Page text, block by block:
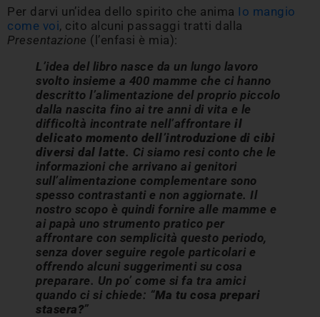
Per darvi un’idea dello spirito che anima Io mangio
come voi, cito alcuni passaggi tratti dalla
Presentazione (l’enfasi è mia):
L’idea del libro nasce da un lungo lavoro
svolto insieme a 400 mamme che ci hanno
descritto l’alimentazione del proprio piccolo
dalla nascita fino ai tre anni di vita e le
difficoltà incontrate nell’affrontare il
delicato momento dell’introduzione di cibi
diversi dal latte. Ci siamo resi conto che le
informazioni che arrivano ai genitori
sull’alimentazione complementare sono
spesso contrastanti e non aggiornate. Il
nostro scopo è quindi fornire alle mamme e
ai papà uno strumento pratico per
affrontare con semplicità questo periodo,
senza dover seguire regole particolari e
offrendo alcuni suggerimenti su cosa
preparare. Un po’ come si fa tra amici
quando ci si chiede: “Ma tu cosa prepari
stasera?”